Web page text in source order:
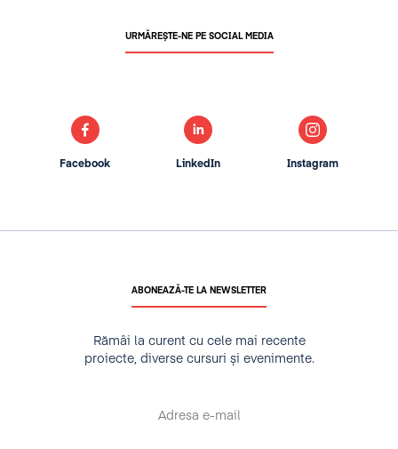
ABONEAZĂ-TE LA NEWSLETTER
Rămâi la curent cu cele mai recente
proiecte, diverse cursuri și evenimente.
URMĂREȘTE-NE PE SOCIAL MEDIA
Facebook LinkedIn Instagram